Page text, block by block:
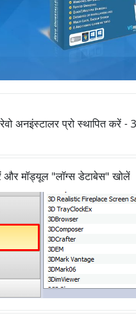
अनइंस्टालर प्रो स्थापित करें -
और मॉड्यूल "लॉग्स डेटाबेस" खोलें